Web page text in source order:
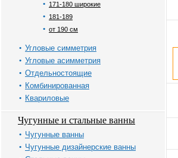
171-180 широкие
181-189
от 190 см
Угловые симметрия
Угловые асимметрия
Отдельностоящие
Комбинированная
Квариловые
Чугунные и стальные ванны
Чугунные ванны
Чугунные дизайнерские ванны